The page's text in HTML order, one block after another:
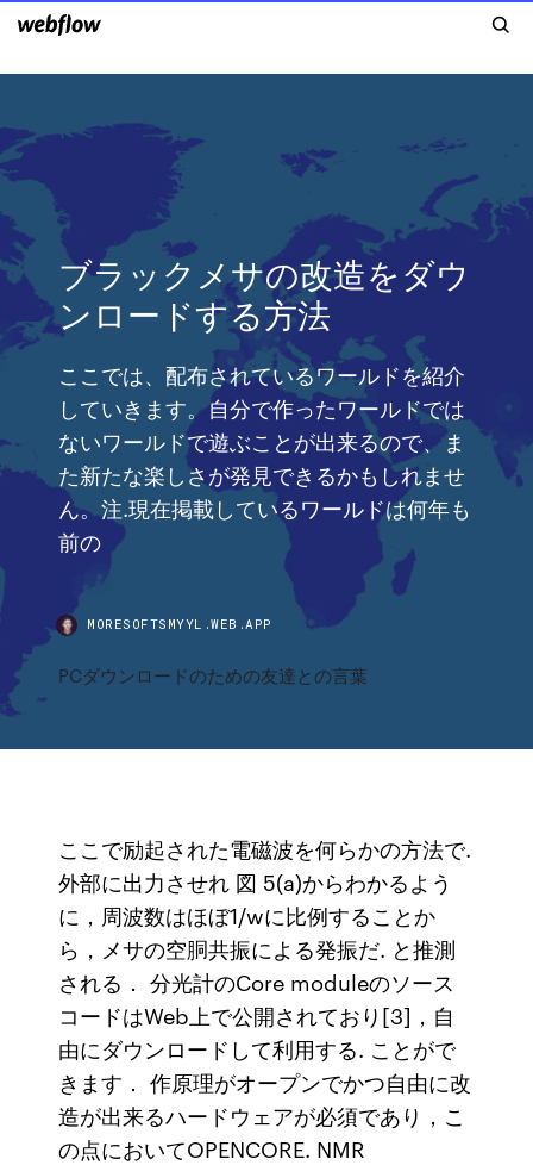
ブラックメサの改造をダウ
ンロードする方法
ここでは、配布されているワールドを紹介
していきます。自分で作ったワールドでは
ないワールドで遊ぶことが出来るので、ま
た新たな楽しさが発見できるかもしれませ
ん。注.現在掲載しているワールドは何年も
前の
MORESOFTSMYYL.WEB.APP
PCダウンロードのための友達との言葉
ここで励起された電磁波を何らかの方法で.
外部に出力させれ 図 5(a)からわかるよう
に，周波数はほぼ1/wに比例することか
ら，メサの空胴共振による発振だ. と推測
される． 分光計のCore moduleのソース
コードはWeb上で公開されており[3]，自
由にダウンロードして利用する. ことがで
きます． 作原理がオープンでかつ自由に改
造が出来るハードウェアが必須であり，こ
の点においてOPENCORE. NMR